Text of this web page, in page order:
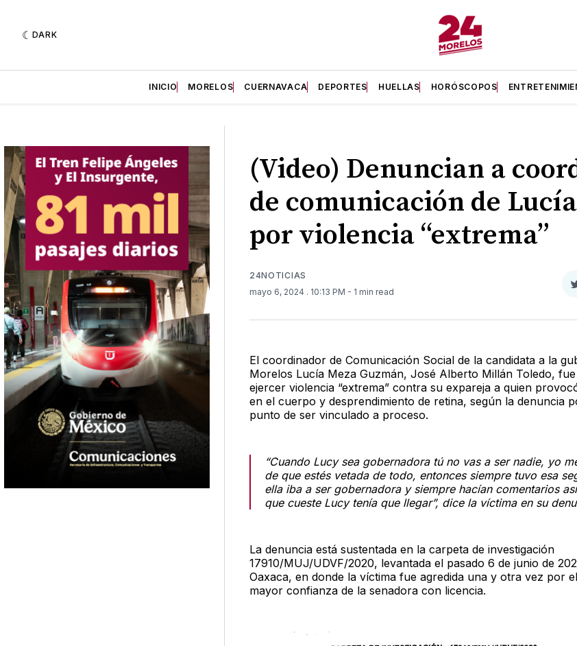
DARK
INICIO MORELOS CUERNAVACA DEPORTES HUELLAS HORÓSCOPOS
(Video) Denuncian a
de comunicación de
por violencia “extrema”
24NOTICIAS
mayo 6, 2024 . 10:13 PM - 1 min read
El coordinador de Comunicación Social de la candidata a la
Morelos Lucía Meza Guzmán, José Alberto Millán Toledo,
ejercer violencia “extrema” contra su expareja a quien
en el cuerpo y desprendimiento de retina, según la denuncia
punto de ser vinculado a proceso.
“Cuando Lucy sea gobernadora tú no vas a ser nadie, yo
de que estés vetada de todo, entonces siempre tuvo esa
ella iba a ser gobernadora y siempre hacían comentarios
que cueste Lucy tenía que llegar”, dice la víctima en su
La denuncia está sustentada en la carpeta de investigación
17910/MUJ/UDVF/2020, levantada el pasado 6 de junio de
Oaxaca, en donde la víctima fue agredida una y otra vez por
mayor confianza de la senadora con licencia.